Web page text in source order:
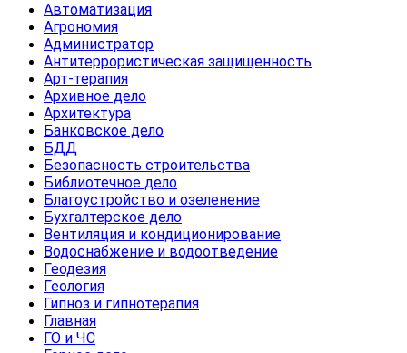
Автоматизация
Агрономия
Администратор
Антитеррористическая защищенность
Арт-терапия
Архивное дело
Архитектура
Банковское дело
БДД
Безопасность строительства
Библиотечное дело
Благоустройство и озеленение
Бухгалтерское дело
Вентиляция и кондиционирование
Водоснабжение и водоотведение
Геодезия
Геология
Гипноз и гипнотерапия
Главная
ГО и ЧС